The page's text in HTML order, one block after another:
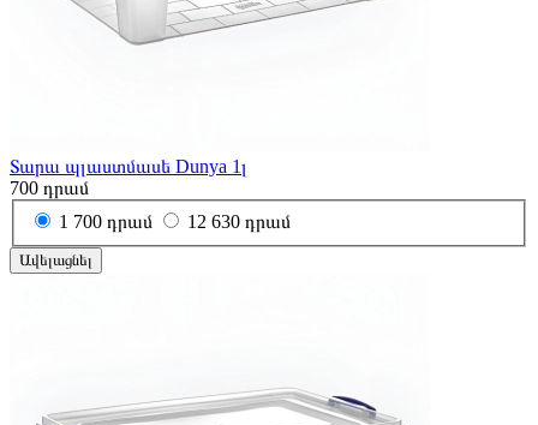
Տարա պլաստմասե Dunya 1լ
700 դրամ
1 700 դրամ 12 630 դրամ
Ավելացնել